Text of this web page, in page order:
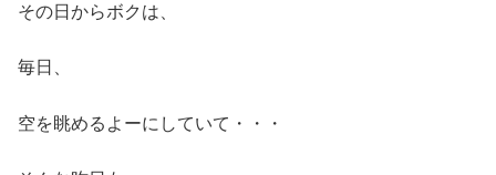
その日からボクは、
毎日、
空を眺めるよーにしていて・・・